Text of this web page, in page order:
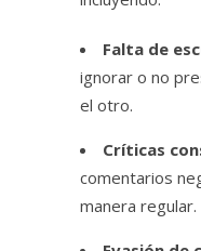
Falta de
ignorar o no
el otro.
Críticas
comentarios
manera regular.